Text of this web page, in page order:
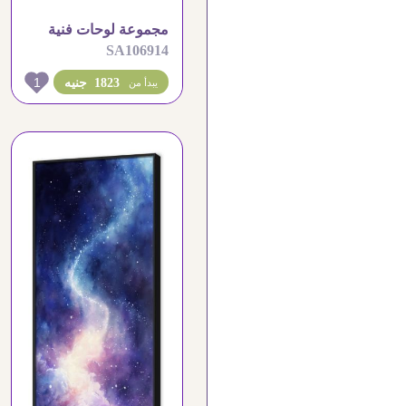
مجموعة لوحات فنية
لرسومات النباتات
الكلاسيكية
SA106914
1823 جنيه يبدأ من 1